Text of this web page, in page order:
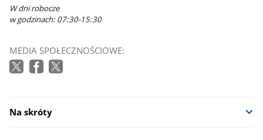
W dni robocze
w godzinach: 07:30-15:30
MEDIA SPOŁECZNOŚCIOWE:
Na skróty